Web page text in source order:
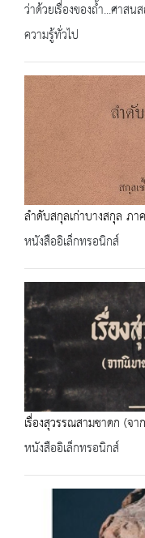
ว่าด้วยเรื่องของถ้ำ​...ศาสน
ความรู้ทั่วไป
ลำดับสกุลเก่าบางสกุล ภ
หนังสืออิเล็กทรอนิกส์
เรื่องสุวรรณสามชาดก (จ
หนังสืออิเล็กทรอนิกส์